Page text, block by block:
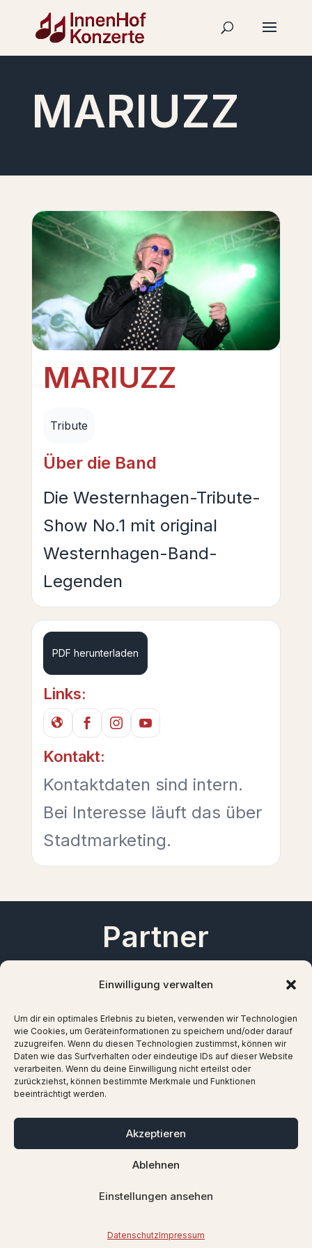
Einwilligung verwalten
Um dir ein optimales Erlebnis zu bieten, verwenden wir Technologien
wie Cookies, um Geräteinformationen zu speichern und/oder darauf
zuzugreifen. Wenn du diesen Technologien zustimmst, können wir
Daten wie das Surfverhalten oder eindeutige IDs auf dieser Website
verarbeiten. Wenn du deine Einwilligung nicht erteilst oder
zurückziehst, können bestimmte Merkmale und Funktionen
beeinträchtigt werden.
Akzeptieren
Ablehnen
Einstellungen ansehen
DatenschutzImpressum
MARIUZZ
MARIUZZ
Tribute
Über die Band
Die Westernhagen-Tribute-
Show No.1 mit original
Westernhagen-Band-
Legenden
PDF herunterladen
Links:
Kontakt:
Kontaktdaten sind intern.
Bei Interesse läuft das über
Stadtmarketing.
Partner
©2026 - Ein Projekt desStadtmarketing Hof e.V.
mit Unterstützung lokaler Partner